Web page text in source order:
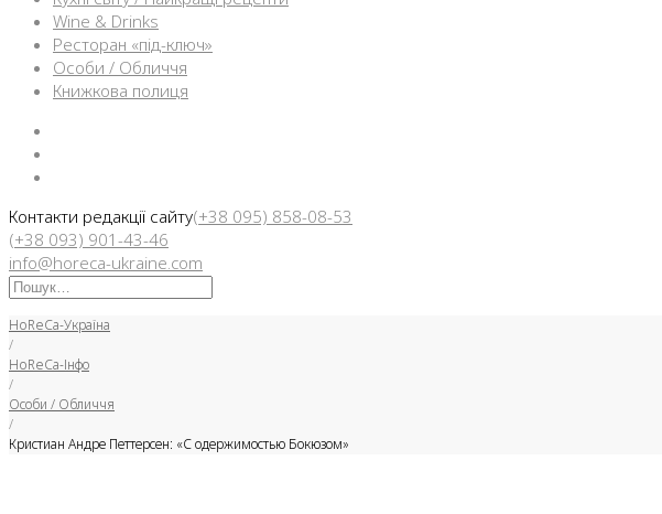
Wine & Drinks
Ресторан «під-ключ»
Особи / Обличчя
Книжкова полиця
Контакти редакції сайту(+38 095) 858-08-53
(+38 093) 901-43-46
info@horeca-ukraine.com
Искать:
HoReCa-Україна
/
HoReCa-Інфо
/
Особи / Обличчя
/
Кристиан Андре Петтерсен: «С одержимостью Бокюзом»